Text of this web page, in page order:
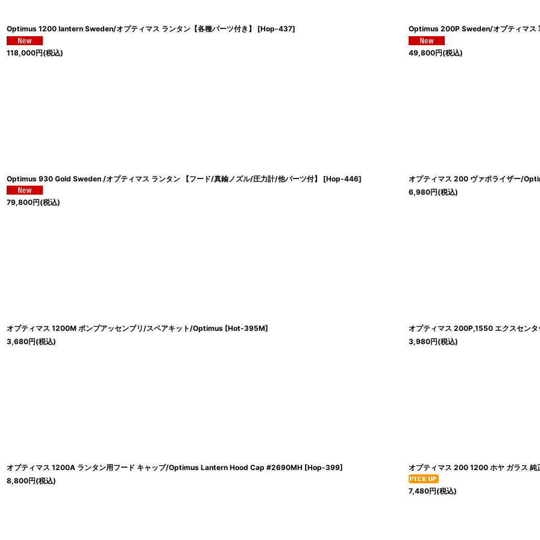
Optimus 1200 lantern Sweden/オプティマス ランタン【各種パーツ付き】 [Hop-437]
118,000円(税込)
Optimus 200P Sweden/オプティマス
49,800円(税込)
Optimus 930 Gold Sweden /オプティマス ランタン 【フード/真鍮ノズル/圧力計/他パーツ付】 [Hop-446]
79,800円(税込)
オプティマス 200 ヴァポライザー/
6,980円(税込)
オプティマス 1200M ポンプアッセンブリ/スペアキット/Optimus [Hot-395M]
3,680円(税込)
オプティマス 200P,1550 エクスセン
3,980円(税込)
オプティマス 1200A ランタン用フード キャップ/Optimus Lantern Hood Cap #2690MH [Hop-399]
8,800円(税込)
オプティマス 200 1200 ホヤ ガラス 純
7,480円(税込)